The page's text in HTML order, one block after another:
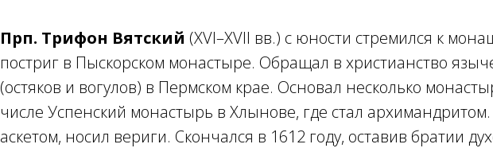
Прп. Трифон Вятский (XVI–XVII вв.) с юности стремился к
постриг в Пыскорском монастыре. Обращал в христианство
(остяков и вогулов) в Пермском крае. Основал несколько
числе Успенский монастырь в Хлынове, где стал
аскетом, носил вериги. Скончался в 1612 году, оставив братии